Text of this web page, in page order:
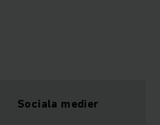
Sociala medier